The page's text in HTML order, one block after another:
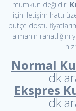
mümkün değildir.
için iletişim hattı
bütçe dostu
almanın
Normal
dk
Ekspres
dk